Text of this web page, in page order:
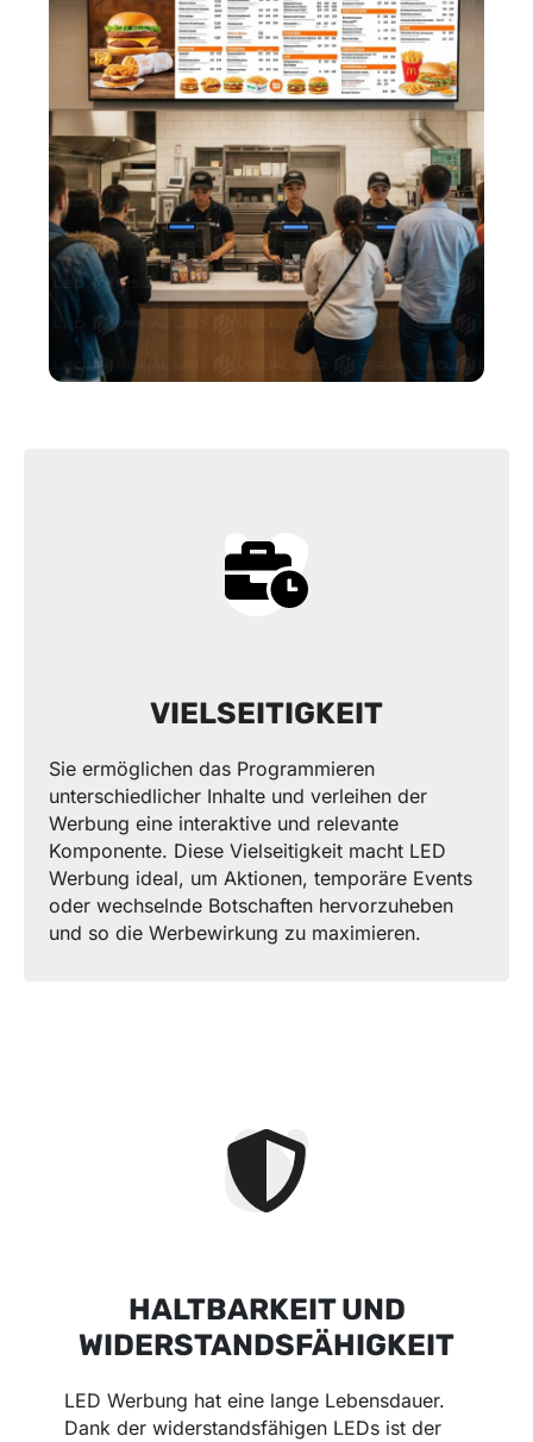
VIELSEITIGKEIT
Sie ermöglichen das Programmieren
unterschiedlicher Inhalte und verleihen der
Werbung eine interaktive und relevante
Komponente. Diese Vielseitigkeit macht LED
Werbung ideal, um Aktionen, temporäre Events
oder wechselnde Botschaften hervorzuheben
und so die Werbewirkung zu maximieren.
HALTBARKEIT UND
WIDERSTANDSFÄHIGKEIT
LED Werbung hat eine lange Lebensdauer.
Dank der widerstandsfähigen LEDs ist der